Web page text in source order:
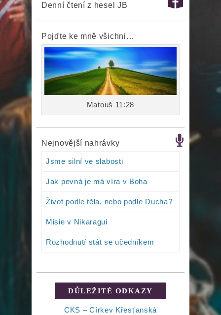
Denní čtení z hesel JB
Pojďte ke mně všichni…
Matouš 11:28
Nejnovější nahrávky
Jsme silní ve slabosti
Jak pevná je má víra v Boha
Život podle těla, nebo podle Ducha?
Misie v Nikaragui
Rozhodnutí stát se učedníkem
DŮLEŽITÉ ODKAZY
CKS – Církev Křesťanská